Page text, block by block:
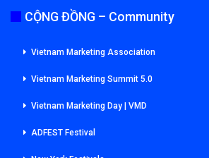
CỘNG ĐỒNG – Community
Vietnam Marketing Association
Vietnam Marketing Summit 5.0
Vietnam Marketing Day | VMD
ADFEST Festival